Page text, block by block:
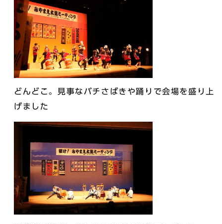
どんどこ。見事なバチさばきや踊りで会場を盛り上
げました